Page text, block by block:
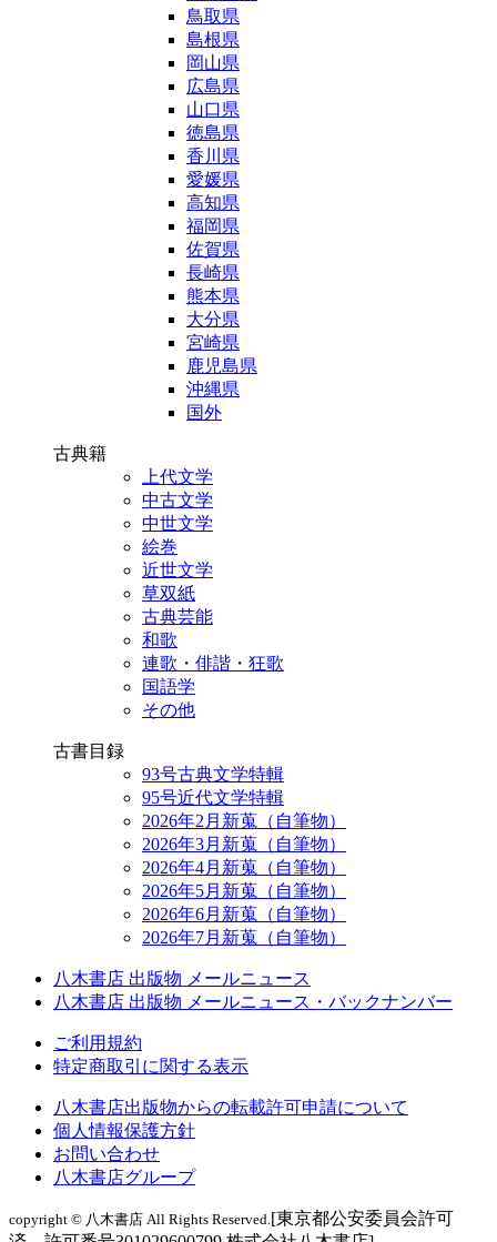
鳥取県
島根県
岡山県
広島県
山口県
徳島県
香川県
愛媛県
高知県
福岡県
佐賀県
長崎県
熊本県
大分県
宮崎県
鹿児島県
沖縄県
国外
古典籍
上代文学
中古文学
中世文学
絵巻
近世文学
草双紙
古典芸能
和歌
連歌・俳諧・狂歌
国語学
その他
古書目録
93号古典文学特輯
95号近代文学特輯
2026年2月新蒐（自筆物）
2026年3月新蒐（自筆物）
2026年4月新蒐（自筆物）
2026年5月新蒐（自筆物）
2026年6月新蒐（自筆物）
2026年7月新蒐（自筆物）
八木書店 出版物 メールニュース
八木書店 出版物 メールニュース・バックナンバー
ご利用規約
特定商取引に関する表示
八木書店出版物からの転載許可申請について
個人情報保護方針
お問い合わせ
八木書店グループ
copyright © 八木書店 All Rights Reserved.[東京都公安委員会許可